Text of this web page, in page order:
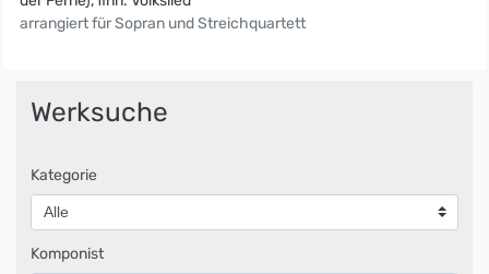
arrangiert für Sopran und Streichquartett
Werksuche
Kategorie
Komponist